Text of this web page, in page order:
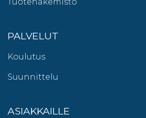
PALVELUT
Koulutus
Suunnittelu
ASIAKKAILLE